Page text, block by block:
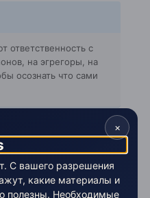
ответственность с
на эгрегоры, на
осознать что сами
вы сами и есть! Это
проявлений.
×
С вашего разрешения
какие материалы и
полезны. Необходимые